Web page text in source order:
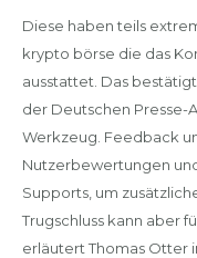
Diese haben teils
krypto börse die das
ausstattet. Das
der Deutschen Presse-
Werkzeug. Feedback
Nutzerbewertungen
Supports, um
Trugschluss kann aber
erläutert Thomas Otter